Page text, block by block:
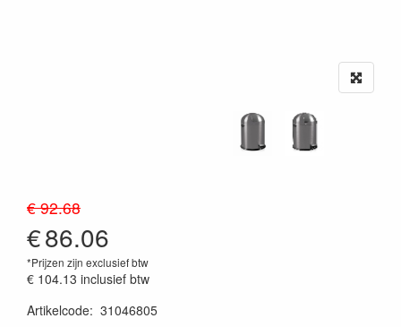
€ 92.68
€86.06
*Prijzen zijn exclusief btw
€ 104.13 inclusief btw
Artikelcode: 31046805